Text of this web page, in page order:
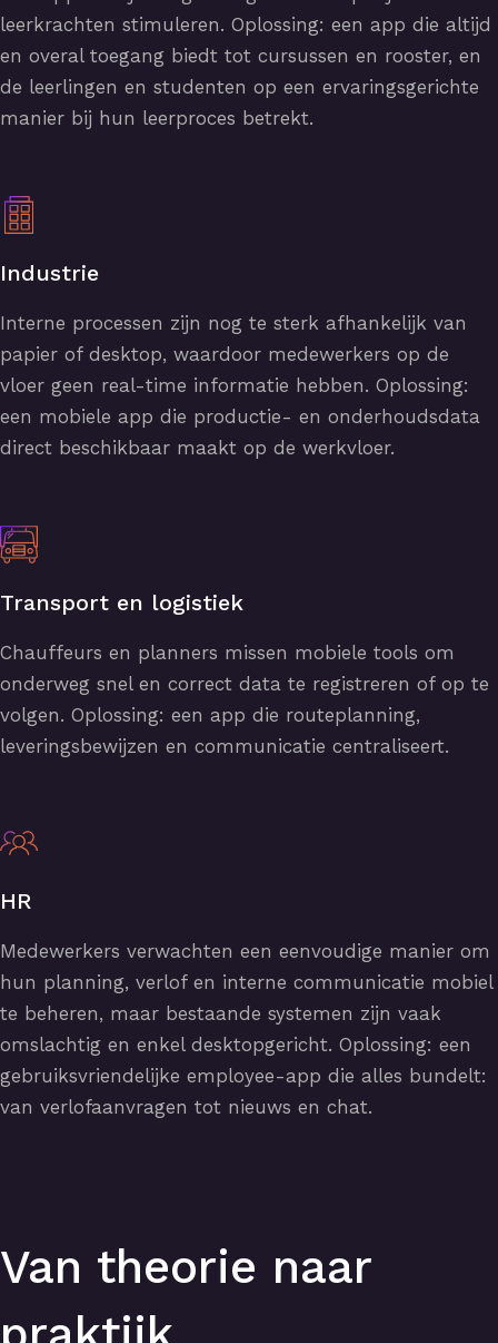
leerkrachten stimuleren. Oplossing: een app die altijd
en overal toegang biedt tot cursussen en rooster, en
de leerlingen en studenten op een ervaringsgerichte
manier bij hun leerproces betrekt.
Industrie
Interne processen zijn nog te sterk afhankelijk van
papier of desktop, waardoor medewerkers op de
vloer geen real-time informatie hebben. Oplossing:
een mobiele app die productie- en onderhoudsdata
direct beschikbaar maakt op de werkvloer.
Transport en logistiek
Chauffeurs en planners missen mobiele tools om
onderweg snel en correct data te registreren of op te
volgen. Oplossing: een app die routeplanning,
leveringsbewijzen en communicatie centraliseert.
HR
Medewerkers verwachten een eenvoudige manier om
hun planning, verlof en interne communicatie mobiel
te beheren, maar bestaande systemen zijn vaak
omslachtig en enkel desktopgericht. Oplossing: een
gebruiksvriendelijke employee-app die alles bundelt:
van verlofaanvragen tot nieuws en chat.
Van theorie naar